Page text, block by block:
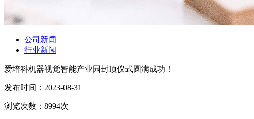
公司新闻
行业新闻
爱培科机器视觉智能产业园封顶仪式圆满成功！
发布时间： 2023-08-31
浏览次数： 8994次